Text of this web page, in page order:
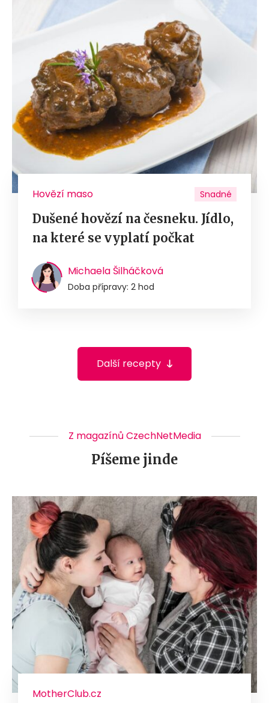
Hovězí maso Snadné
Dušené hovězí na česneku. Jídlo,
na které se vyplatí počkat
Michaela Šilháčková
Doba přípravy: 2 hod
Další recepty
Z magazínů CzechNetMedia
Píšeme jinde
MotherClub.cz